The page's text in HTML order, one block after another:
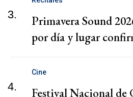
3.
Primavera Sound
por día y lugar
4.
Cine
Festival Nacional de